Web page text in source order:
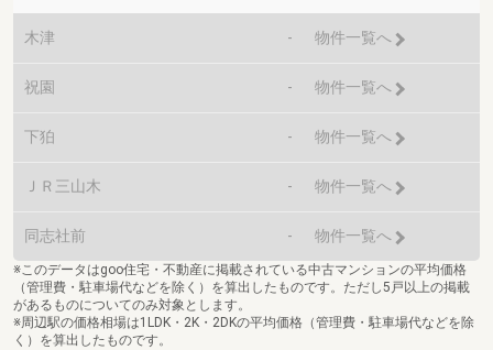
木津 - 物件一覧へ
祝園 - 物件一覧へ
下狛 - 物件一覧へ
ＪＲ三山木 - 物件一覧へ
同志社前 - 物件一覧へ
※このデータはgoo住宅・不動産に掲載されている中古マンションの平均価格
（管理費・駐車場代などを除く）を算出したものです。ただし5戸以上の掲載
があるものについてのみ対象とします。
※周辺駅の価格相場は1LDK・2K・2DKの平均価格（管理費・駐車場代などを除
く）を算出したものです。